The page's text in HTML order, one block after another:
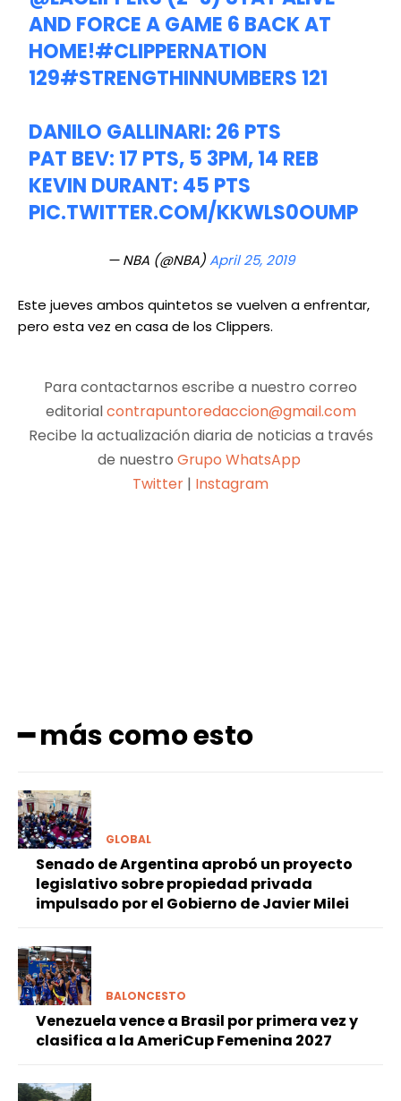
AND FORCE A GAME 6 BACK AT
HOME!#CLIPPERNATION
129#STRENGTHINNUMBERS 121
DANILO GALLINARI: 26 PTS
PAT BEV: 17 PTS, 5 3PM, 14 REB
KEVIN DURANT: 45 PTS
PIC.TWITTER.COM/KKWLS0OUMP
— NBA (@NBA)April 25, 2019
Este jueves ambos quintetos se vuelven a enfrentar,
pero esta vez en casa de los Clippers.
Para contactarnos escribe a nuestro correo
editorialcontrapuntoredaccion@gmail.com
Recibe la actualización diaria de noticias a través
de nuestro Grupo WhatsApp
Twitter | Instagram
━ más como esto
GLOBAL
Senado de Argentina aprobó un proyecto
legislativo sobre propiedad privada
impulsado por el Gobierno de Javier Milei
BALONCESTO
Venezuela vence a Brasil por primera vez y
clasifica a la AmeriCup Femenina 2027